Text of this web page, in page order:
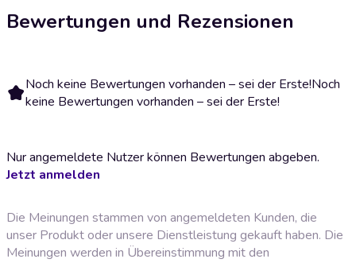
Bewertungen und Rezensionen
Noch keine Bewertungen vorhanden – sei der Erste!Noch
keine Bewertungen vorhanden – sei der Erste!
Nur angemeldete Nutzer können Bewertungen abgeben.
Jetzt anmelden
Die Meinungen stammen von angemeldeten Kunden, die
unser Produkt oder unsere Dienstleistung gekauft haben. Die
Meinungen werden in Übereinstimmung mit den